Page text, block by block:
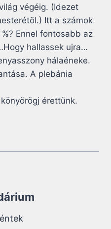
végéig. (Idezet
Itt a számok
Ennel fontosabb az
hallassek ujra…
hálaéneke.
A plebánia
érettünk.